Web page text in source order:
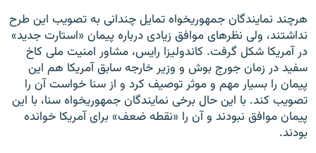
هرچند نمايندگان جمهوريخواه تمايل چندانی به تصويب اين طرح
نداشتند، ولی نظرهای موافق زيادی درباره پيمان «استارت جديد»
در آمريکا شکل گرفت. کاندوليزا رايس، مشاور امنيت ملی کاخ
سفيد در زمان جورج بوش و وزير خارجه سابق آمريکا هم اين
پيمان را بسيار مهم و موثر توصيف کرد و از سنا خواست آن را
تصويب کند. با اين حال برخی نمايندگان جمهوريخواه سنا، با اين
پيمان موافق نبودند و آن را «نقطه ضعف» برای آمريکا خوانده
بودند.